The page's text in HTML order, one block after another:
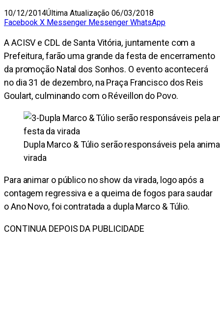
10/12/2014Última Atualização 06/03/2018
Facebook X Messenger Messenger WhatsApp
A ACISV e CDL de Santa Vitória, juntamente com a
Prefeitura, farão uma grande da festa de encerramento
da promoção Natal dos Sonhos. O evento acontecerá
no dia 31 de dezembro, na Praça Francisco dos Reis
Goulart, culminando com o Réveillon do Povo.
Dupla Marco & Túlio serão responsáveis pela
virada
Para animar o público no show da virada, logo após a
contagem regressiva e a queima de fogos para saudar
o Ano Novo, foi contratada a dupla Marco & Túlio.
CONTINUA DEPOIS DA PUBLICIDADE